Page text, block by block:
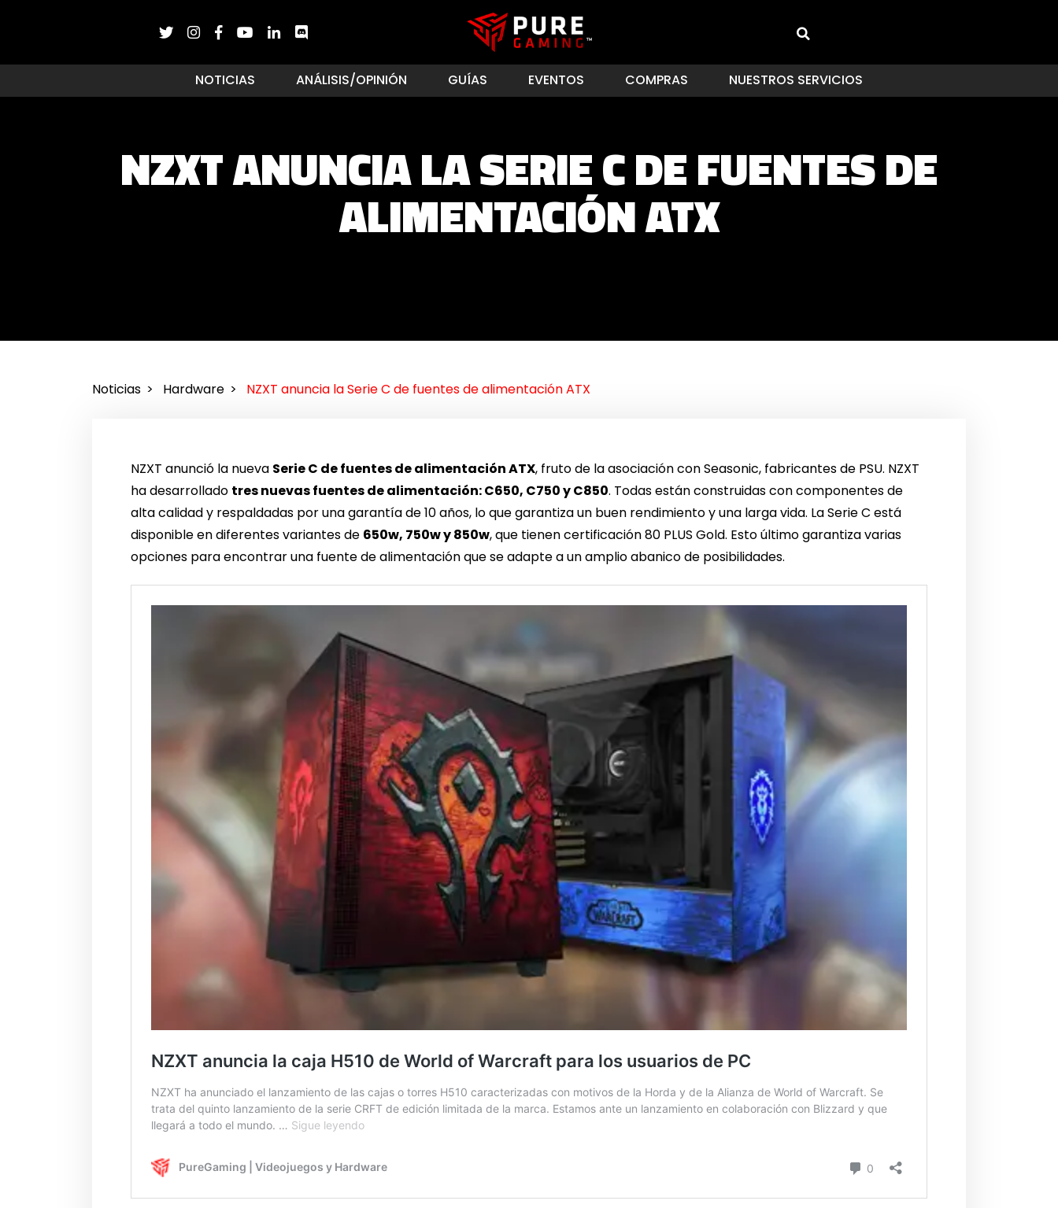
NOTICIAS ANÁLISIS/OPINIÓN GUÍAS EVENTOS COMPRAS NUESTROS SERVICIOS
NZXT ANUNCIA LA SERIE C DE FUENTES DE
ALIMENTACIÓN ATX
Noticias Hardware NZXT anuncia la Serie C de fuentes de alimentación ATX
NZXT anunció la nueva Serie C de fuentes de alimentación ATX, fruto de la asociación con Seasonic, fabricantes de PSU. NZXT
ha desarrollado tres nuevas fuentes de alimentación: C650, C750 y C850. Todas están construidas con componentes de
alta calidad y respaldadas por una garantía de 10 años, lo que garantiza un buen rendimiento y una larga vida. La Serie C está
disponible en diferentes variantes de 650w, 750w y 850w, que tienen certificación 80 PLUS Gold. Esto último garantiza varias
opciones para encontrar una fuente de alimentación que se adapte a un amplio abanico de posibilidades.